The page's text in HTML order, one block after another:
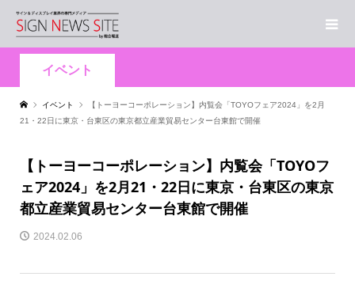
イベント
イベント
【トーヨーコーポレーション】内覧会「TOYOフェア2024」を2月
21・22日に東京・台東区の東京都立産業貿易センター台東館で開催
【トーヨーコーポレーション】内覧会「TOYOフ
ェア2024」を2月21・22日に東京・台東区の東京
都立産業貿易センター台東館で開催
2024.02.06